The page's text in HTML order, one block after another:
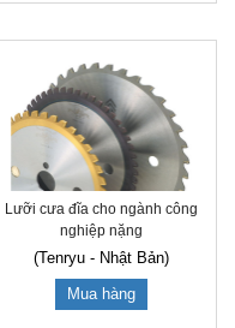
Lưỡi cưa đĩa cho ngành công
nghiệp nặng
(Tenryu - Nhật Bản)
Mua hàng